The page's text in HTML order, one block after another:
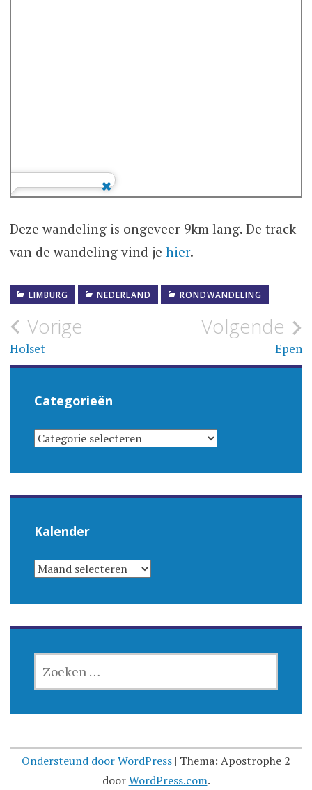
Deze wandeling is ongeveer 9km lang. De track
van de wandeling vind je hier.
LIMBURG NEDERLAND RONDWANDELING
Bericht
navigatie
Vorige
Holset
Volgende
Epen
Categorieën
CATEGORIEËN
Kalender
KALENDER
NAAR:
Ondersteund door WordPress | Thema: Apostrophe 2
doorWordPress.com.